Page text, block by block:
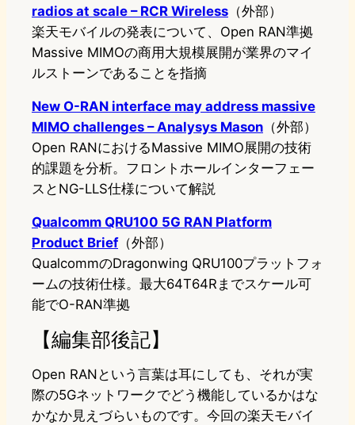
radios at scale – RCR Wireless （外部）
楽天モバイルの発表について、Open RAN準拠
Massive MIMOの商用大規模展開が業界のマイ
ルストーンであることを指摘
New O-RAN interface may address massive
MIMO challenges – Analysys Mason （外部）
Open RANにおけるMassive MIMO展開の技術
的課題を分析。フロントホールインターフェー
スとNG-LLS仕様について解説
Qualcomm QRU100 5G RAN Platform
Product Brief（外部）
QualcommのDragonwing QRU100プラットフォ
ームの技術仕様。最大64T64Rまでスケール可
能でO-RAN準拠
【編集部後記】
Open RANという言葉は耳にしても、それが実
際の5Gネットワークでどう機能しているかはな
かなか見えづらいものです。今回の楽天モバイ